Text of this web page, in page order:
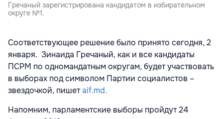
Гречаный зарегистрирована кандидатом в избирательном
округе №1.
Соответствующее решение было принято сегодня, 2
января. Зинаида Гречаный, как и все кандидаты
ПСРМ по одномандатным округам, будет участвовать
в выборах под символом Партии социалистов –
звездочкой, пишетaif.md.
Напомним, парламентские выборы пройдут 24